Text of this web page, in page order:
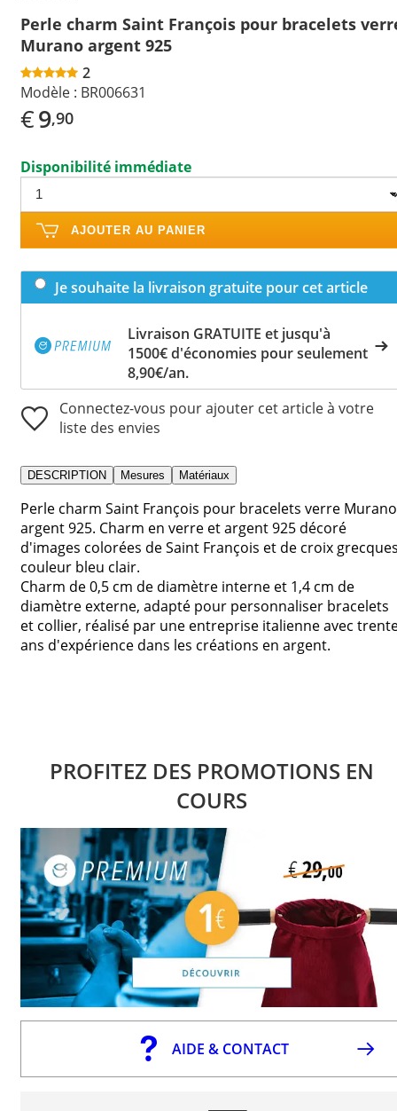
Perle charm Saint François pour bracelets
Murano argent 925
2
Modèle : BR006631
€9,90
Disponibilité immédiate
AJOUTER AU PANIER
Je souhaite la livraison gratuite pour cet article
Livraison GRATUITE et jusqu'à
1500€ d'économies pour seulement
8,90€/an.
Connectez-vous pour ajouter cet article à votre
liste des envies
DESCRIPTION Mesures Matériaux
Perle charm Saint François pour bracelets verre Murano
argent 925. Charm en verre et argent 925 décoré
d'images colorées de Saint François et de croix
couleur bleu clair.
Charm de 0,5 cm de diamètre interne et 1,4 cm de
diamètre externe, adapté pour personnaliser bracelets
et collier, réalisé par une entreprise italienne avec
ans d'expérience dans les créations en argent.
PROFITEZ DES PROMOTIONS EN
COURS
AIDE & CONTACT